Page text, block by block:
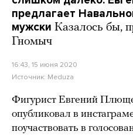
предлагает
мужски Казалось бы,
Гномыч
16:43, 15 июня 2020
Источник: Meduza
Фигурист Евгений
опубликовал в
поучаствовать в